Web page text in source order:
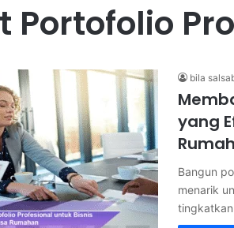
Portofolio
bila
yang
Bangun
menarik